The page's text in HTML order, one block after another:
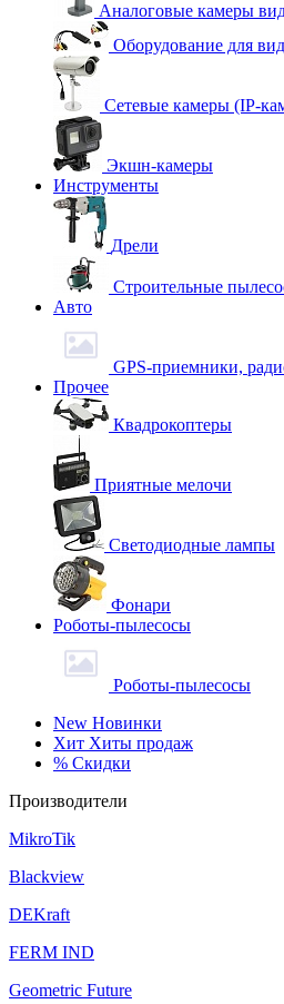
Аналоговые камеры
Оборудование для
Сетевые камеры (IP-
Экшн-камеры
Инструменты
Дрели
Строительные
Авто
GPS-приемники,
Прочее
Квадрокоптеры
Приятные мелочи
Светодиодные лампы
Фонари
Роботы-пылесосы
Роботы-пылесосы
New Новинки
Хит Хиты продаж
% Скидки
Производители
MikroTik
Blackview
DEKraft
FERM IND
Geometric Future